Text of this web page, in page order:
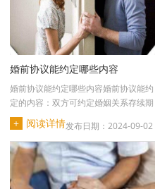
婚前协议能约定哪些内容
婚前协议能约定哪些内容婚前协议能约
定的内容：双方可约定婚姻关系存续期
间所得的财产以及···
+ 阅读详情发布日期：2024-09-02